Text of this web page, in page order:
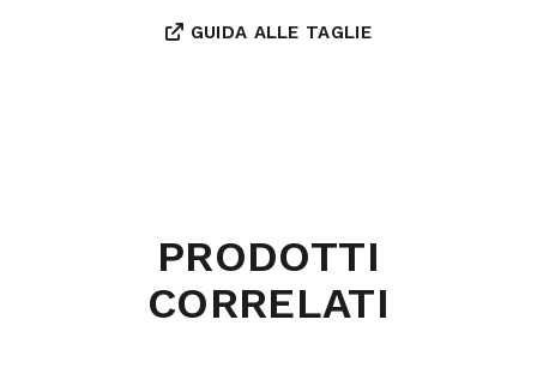
GUIDA ALLE TAGLIE
PRODOTTI
CORRELATI